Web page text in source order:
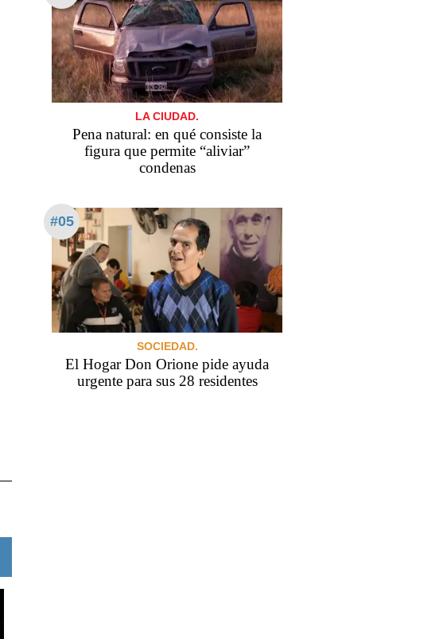
LA CIUDAD.
Pena natural: en qué consiste la
figura que permite “aliviar”
condenas
#05
SOCIEDAD.
El Hogar Don Orione pide ayuda
urgente para sus 28 residentes